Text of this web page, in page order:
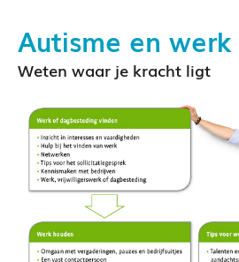
Autisme en werk
Weten waar je kracht ligt